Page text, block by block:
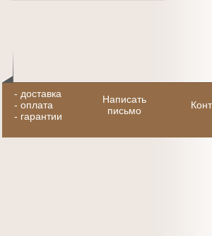
- доставка
- оплата
- гарантии
Написать
письмо